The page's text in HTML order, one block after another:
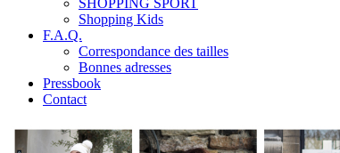
SHOPPING SPORT
Shopping Kids
F.A.Q.
Correspondance des tailles
Bonnes adresses
Pressbook
Contact